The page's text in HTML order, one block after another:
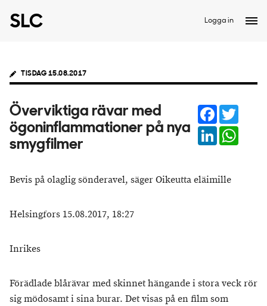
Logga in
TISDAG 15.08.2017
Överviktiga rävar med
ögoninflammationer på nya
smygfilmer
Facebook
LinkedIn
Bevis på olaglig sönderavel, säger Oikeutta eläimille
Helsingfors 15.08.2017, 18:27
Inrikes
Förädlade blårävar med skinnet hängande i stora veck rör
sig mödosamt i sina burar. Det visas på en film som